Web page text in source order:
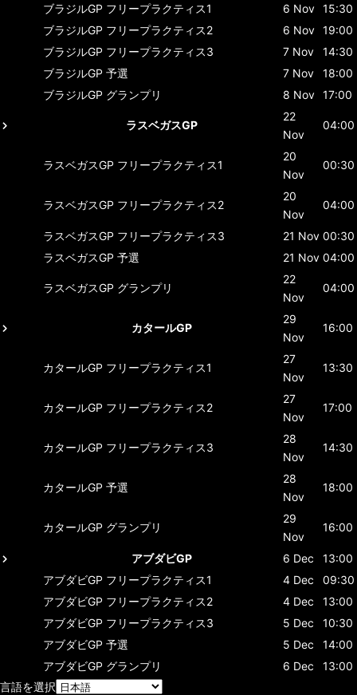
ブラジルGP フリープラクティス1 6 Nov 15:30
ブラジルGP フリープラクティス2 6 Nov 19:00
ブラジルGP フリープラクティス3 7 Nov
14:30
ブラジルGP 予選 7 Nov
18:00
ブラジルGP グランプリ 8 Nov 17:00
ラスベガスGP
22
Nov
04:00
ラスベガスGP フリープラクティス1
20
Nov
00:30
ラスベガスGP フリープラクティス2
20
Nov
04:00
ラスベガスGP フリープラクティス3 21 Nov 00:30
ラスベガスGP 予選 21 Nov 04:00
ラスベガスGP グランプリ
22
Nov
04:00
カタールGP
29
Nov
16:00
カタールGP フリープラクティス1
27
Nov
13:30
カタールGP フリープラクティス2
27
Nov
17:00
カタールGP フリープラクティス3
28
Nov
14:30
カタールGP 予選
28
Nov
18:00
カタールGP グランプリ
29
Nov
16:00
アブダビGP 6 Dec
13:00
アブダビGP フリープラクティス1 4 Dec
09:30
アブダビGP フリープラクティス2 4 Dec
13:00
アブダビGP フリープラクティス3 5 Dec
10:30
アブダビGP 予選 5 Dec
14:00
アブダビGP グランプリ 6 Dec
13:00
言語を選択